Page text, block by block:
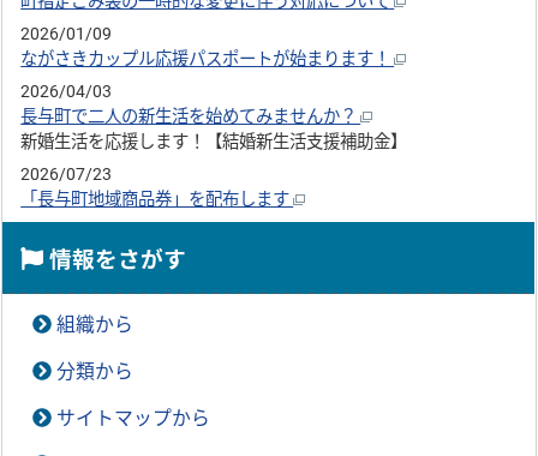
2026/01/09
ながさきカップル応援パスポートが始まります！
2026/04/03
長与町で二人の新生活を始めてみませんか？
新婚生活を応援します！【結婚新生活支援補助金】
2026/07/23
「長与町地域商品券」を配布します
情報をさがす
組織から
分類から
サイトマップから